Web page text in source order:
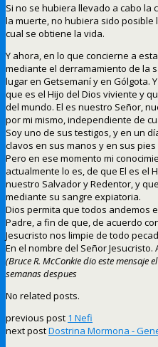
Si no se hubiera llevado a cabo la
la muerte, no hubiera sido posible
cual se obtiene la vida.
Y ahora, en lo que concierne a
mediante el derramamiento de la
lugar en Getsemaní y en Gólgota.
que es el Hijo del Dios viviente y
del mundo. El es nuestro Señor,
por mi mismo, independiente de
Soy uno de sus testigos, y en un
clavos en sus manos y en sus
Pero en ese momento mi
actualmente lo es, de que El es el
nuestro Salvador y Redentor, y
mediante su sangre expiatoria.
Dios permita que todos andemos
Padre, a fin de que, de acuerdo
Jesucristo nos limpie de todo
En el nombre del Señor Jesucristo.
(Bruce R. McConkie dio este mensaje
semanas despues
No related posts.
previous post 1 Nefi
next postDostrina Mormona -